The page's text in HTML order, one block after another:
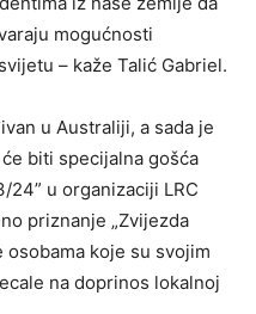
mogućnosti
– kaže Talić Gabriel.
u Australiji, a sada je
biti specijalna gošća
u organizaciji LRC
priznanje „Zvijezda
koje su svojim
na doprinos lokalnoj